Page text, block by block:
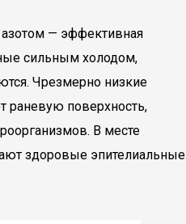
— эффективная
сильным холодом,
Чрезмерно низкие
раневую поверхность,
В месте
здоровые эпителиальные